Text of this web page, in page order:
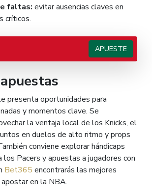
faltas: evitar ausencias claves en
críticos.
APUESTE
presenta oportunidades para
y momentos clave. Se
la ventaja local de los Knicks, el
en duelos de alto ritmo y props
conviene explorar hándicaps
los Pacers y apuestas a jugadores con
Bet365 encontrarás las mejores
en la NBA.